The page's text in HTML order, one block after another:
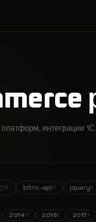
интеграции
24 bitrix-api17 jquery8
201411 20162 20171